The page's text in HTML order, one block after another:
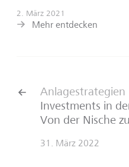
2. März 2021
Mehr entdecken
Anlagestrategien
Investments in
Von der Nische
31. März 2022